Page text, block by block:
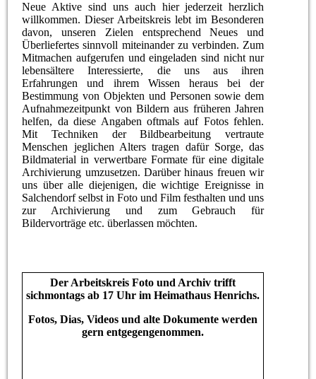
Neue Aktive sind uns auch hier jederzeit herzlich
willkommen. Dieser Arbeitskreis lebt im Besonderen
davon, unseren Zielen entsprechend Neues und
Überliefertes sinnvoll miteinander zu verbinden. Zum
Mitmachen aufgerufen und eingeladen sind nicht nur
lebensältere Interessierte, die uns aus ihren
Erfahrungen und ihrem Wissen heraus bei der
Bestimmung von Objekten und Personen sowie dem
Aufnahmezeitpunkt von Bildern aus früheren Jahren
helfen, da diese Angaben oftmals auf Fotos fehlen.
Mit Techniken der Bildbearbeitung vertraute
Menschen jeglichen Alters tragen dafür Sorge, das
Bildmaterial in verwertbare Formate für eine digitale
Archivierung umzusetzen. Darüber hinaus freuen wir
uns über alle diejenigen, die wichtige Ereignisse in
Salchendorf selbst in Foto und Film festhalten und uns
zur Archivierung und zum Gebrauch für
Bildervorträge etc. überlassen möchten.
Der Arbeitskreis Foto und Archiv trifft
sichmontags ab 17 Uhr im Heimathaus Henrichs.
Fotos, Dias, Videos und alte Dokumente werden
gern entgegengenommen.